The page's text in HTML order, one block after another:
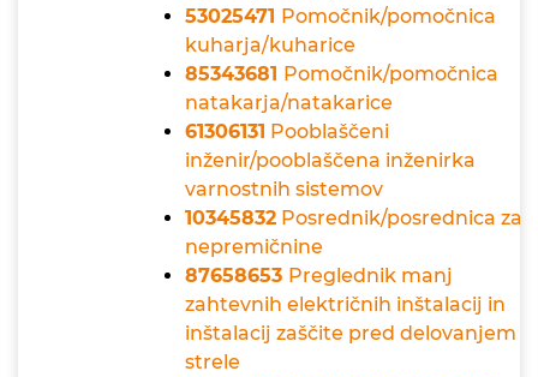
53025471 Pomočnik/pomočnica
kuharja/kuharice
85343681 Pomočnik/pomočnica
natakarja/natakarice
61306131 Pooblaščeni
inženir/pooblaščena inženirka
varnostnih sistemov
10345832 Posrednik/posrednica za
nepremičnine
87658653 Preglednik manj
zahtevnih električnih inštalacij in
inštalacij zaščite pred delovanjem
strele